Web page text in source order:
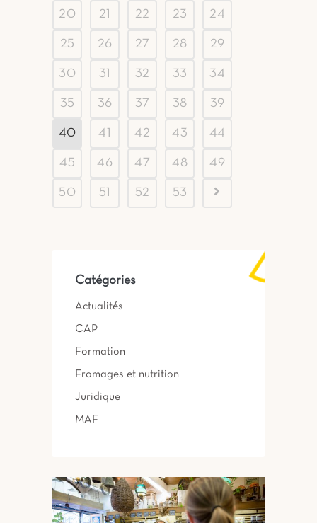
20 21 22 23 24
25 26 27 28 29
30 31 32 33 34
35 36 37 38 39
40 41 42 43 44
45 46 47 48 49
50 51 52 53
Catégories
Actualités
CAP
Formation
Fromages et nutrition
Juridique
MAF